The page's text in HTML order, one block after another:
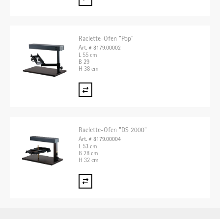
Raclette-Ofen "Pop"
Art. # 8179.00002
L 55 cm
B 29
H 38 cm
Raclette-Ofen "DS 2000"
Art. # 8179.00004
L 53 cm
B 28 cm
H 32 cm